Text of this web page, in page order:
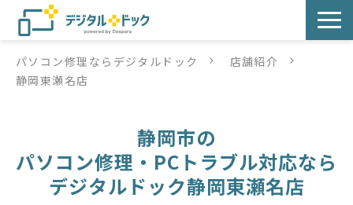
パソコン修理
サービス提供方法
パソコン修理ならデジタルドック
店舗紹介
静岡東瀬名店
静岡市の
パソコン修理・PCトラブル対応なら
デジタルドック静岡東瀬名店